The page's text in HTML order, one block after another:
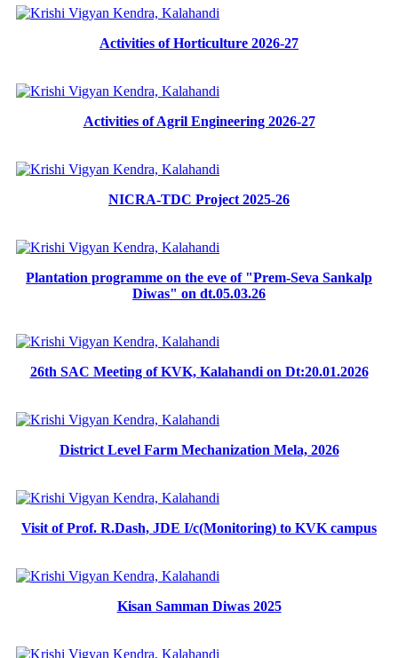
Activities of Horticulture 2026-27
Activities of Agril Engineering 2026-27
NICRA-TDC Project 2025-26
Plantation programme on the eve of "Prem-Seva Sankalp
Diwas" on dt.05.03.26
26th SAC Meeting of KVK, Kalahandi on Dt:20.01.2026
District Level Farm Mechanization Mela, 2026
Visit of Prof. R.Dash, JDE I/c(Monitoring) to KVK campus
Kisan Samman Diwas 2025